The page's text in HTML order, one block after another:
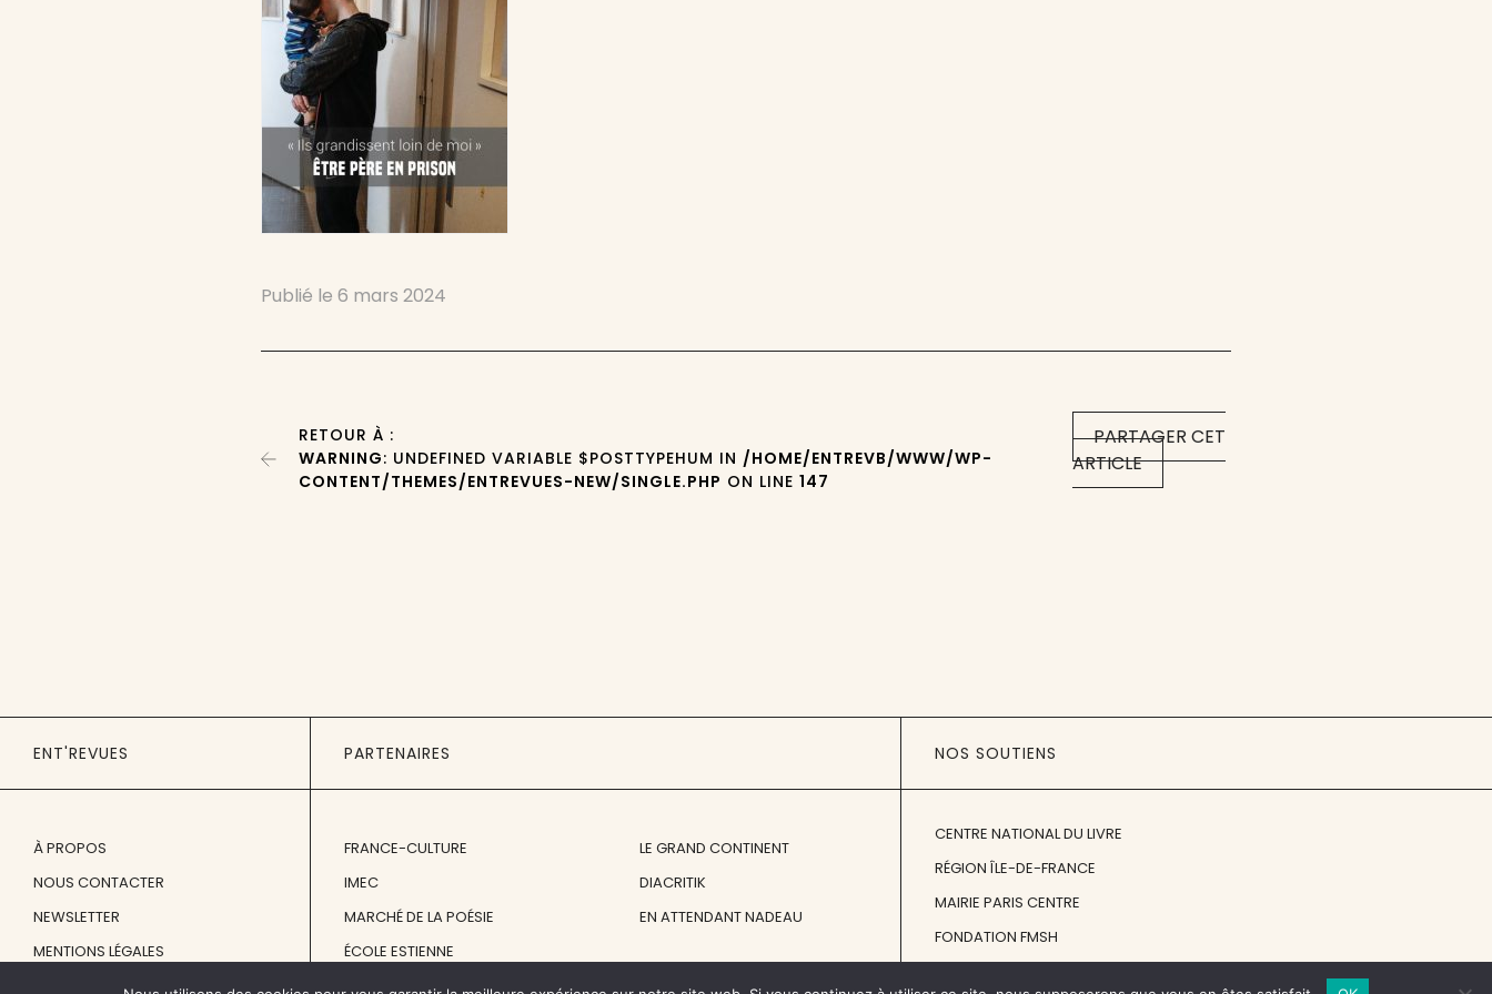
Publié le6 mars 2024
PARTAGER CET
ARTICLE
RETOUR À :
WARNING: UNDEFINED VARIABLE $POSTTYPEHUM IN /HOME/ENTREVB/WWW/WP-
CONTENT/THEMES/ENTREVUES-NEW/SINGLE.PHP ON LINE147
ENT'REVUES
À PROPOS
NOUS CONTACTER
NEWSLETTER
MENTIONS LÉGALES
PARTENAIRES
FRANCE-CULTURE
IMEC
MARCHÉ DE LA POÉSIE
ÉCOLE ESTIENNE
LE GRAND CONTINENT
DIACRITIK
EN ATTENDANT NADEAU
NOS SOUTIENS
CENTRE NATIONAL DU LIVRE
RÉGION ÎLE-DE-FRANCE
MAIRIE PARIS CENTRE
FONDATION FMSH